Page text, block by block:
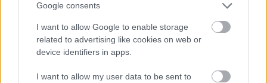
Google consents
I want to allow Google to enable storage
related to advertising like cookies on web or
device identifiers in apps.
I want to allow my user data to be sent to